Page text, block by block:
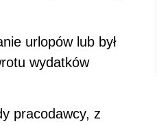
urlopów lub był
wydatków
pracodawcy, z